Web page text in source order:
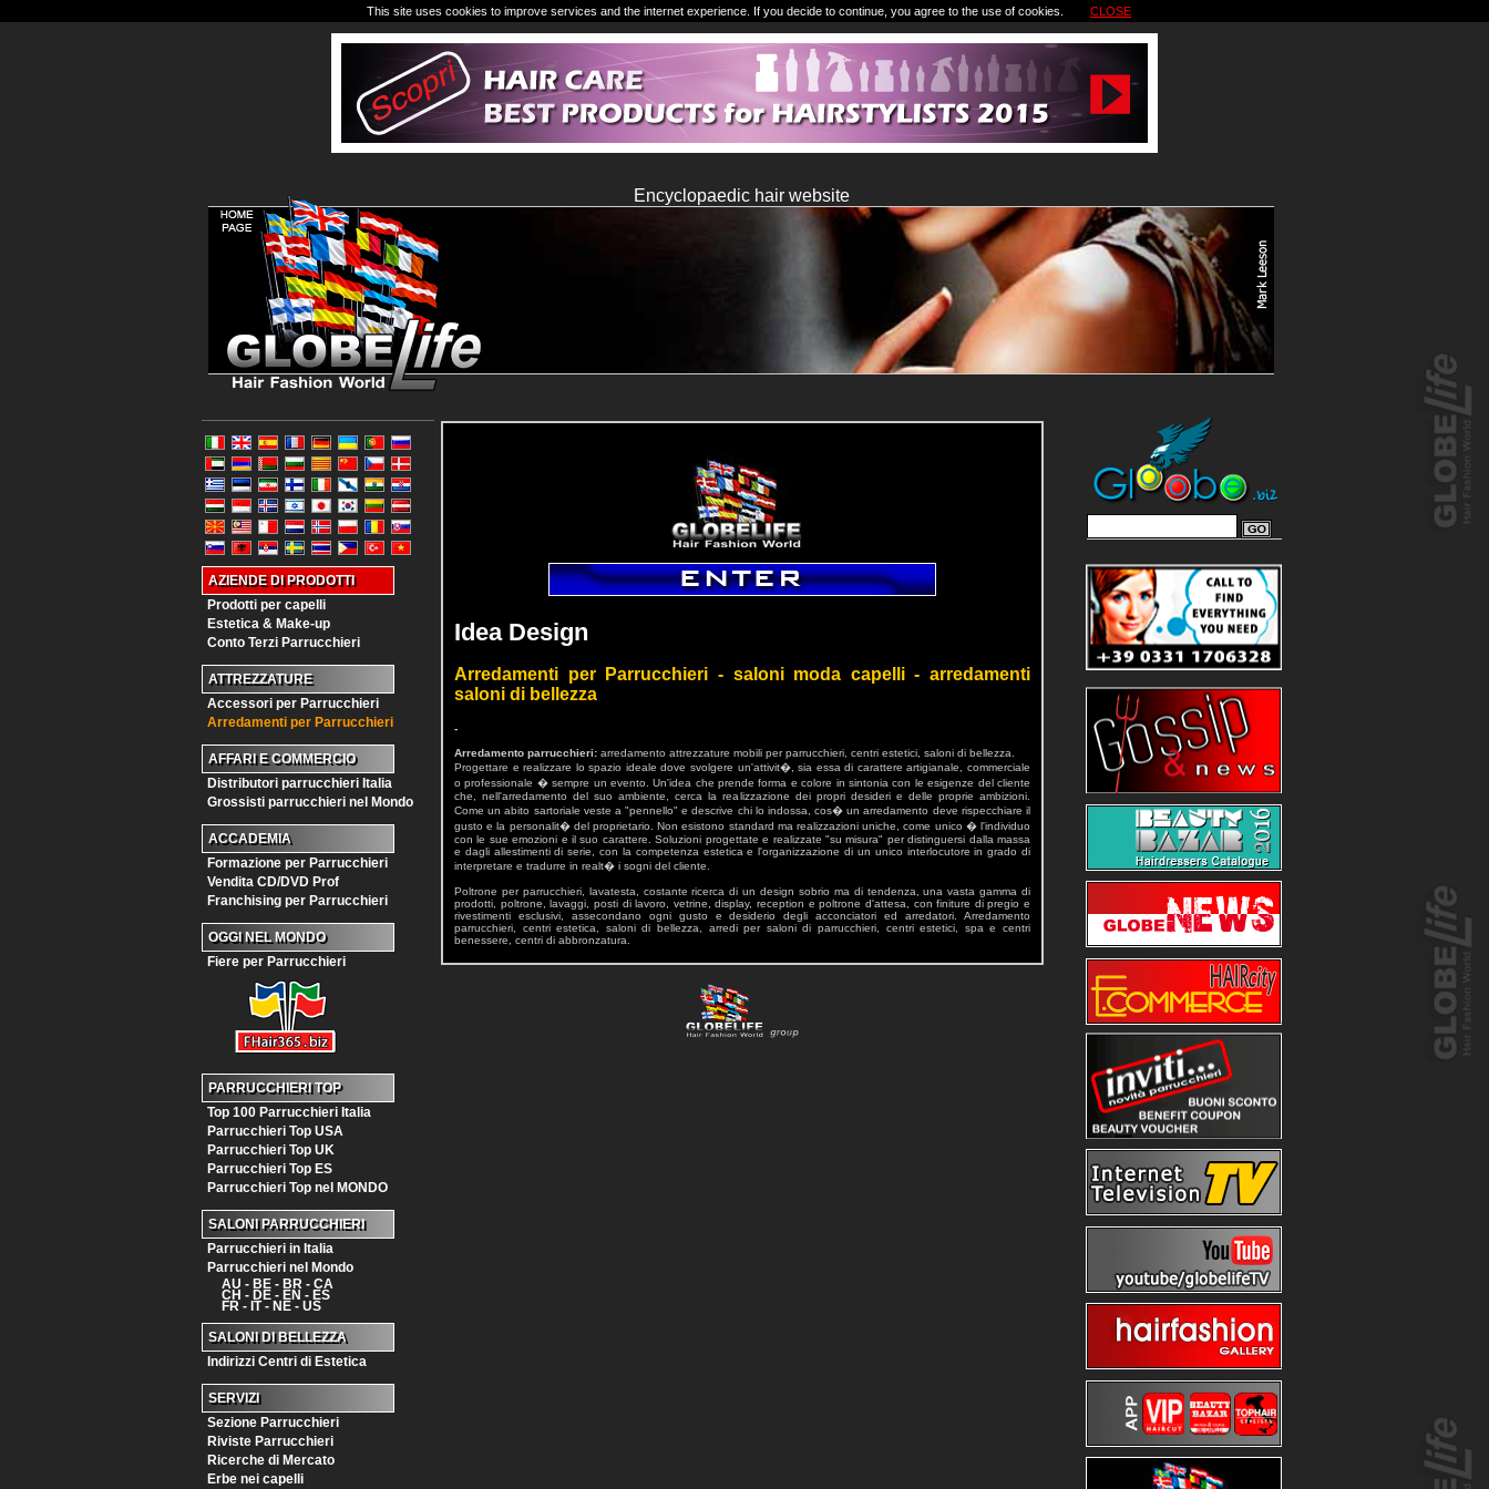
AZIENDE DI PRODOTTI
Prodotti per capelli
Estetica & Make-up
Conto Terzi Parrucchieri
ATTREZZATURE
Accessori per Parrucchieri
Arredamenti per Parrucchieri
AFFARI E COMMERCIO
Distributori parrucchieri Italia
Grossisti parrucchieri nel Mondo
ACCADEMIA
Formazione per Parrucchieri
Vendita CD/DVD Prof
Franchising per Parrucchieri
OGGI NEL MONDO
Fiere per Parrucchieri
PARRUCCHIERI TOP
Top 100 Parrucchieri Italia
Parrucchieri Top USA
Parrucchieri Top UK
Parrucchieri Top ES
Parrucchieri Top nel MONDO
SALONI PARRUCCHIERI
Parrucchieri in Italia
Parrucchieri nel Mondo
AU - BE - BR - CA
CH - DE - EN - ES
FR - IT - NE - US
SALONI DI BELLEZZA
Indirizzi Centri di Estetica
SERVIZI
Sezione Parrucchieri
Riviste Parrucchieri
Ricerche di Mercato
Erbe nei capelli
Idea Design
Arredamenti per Parrucchieri - saloni moda capelli - arredamenti
saloni di bellezza
-
Arredamento parrucchieri: arredamento attrezzature mobili per parrucchieri, centri estetici, saloni di bellezza.
Progettare e realizzare lo spazio ideale dove svolgere un'attivit�, sia essa di carattere artigianale, commerciale
o professionale � sempre un evento. Un'idea che prende forma e colore in sintonia con le esigenze del cliente
che, nell'arredamento del suo ambiente, cerca la realizzazione dei propri desideri e delle proprie ambizioni.
Come un abito sartoriale veste a "pennello" e descrive chi lo indossa, cos� un arredamento deve rispecchiare il
gusto e la personalit� del proprietario. Non esistono standard ma realizzazioni uniche, come unico � l'individuo
con le sue emozioni e il suo carattere. Soluzioni progettate e realizzate "su misura" per distinguersi dalla massa
e dagli allestimenti di serie, con la competenza estetica e l'organizzazione di un unico interlocutore in grado di
interpretare e tradurre in realt� i sogni del cliente.
Poltrone per parrucchieri, lavatesta, costante ricerca di un design sobrio ma di tendenza, una vasta gamma di
prodotti, poltrone, lavaggi, posti di lavoro, vetrine, display, reception e poltrone d'attesa, con finiture di pregio e
rivestimenti esclusivi, assecondano ogni gusto e desiderio degli acconciatori ed arredatori. Arredamento
parrucchieri, centri estetica, saloni di bellezza, arredi per saloni di parrucchieri, centri estetici, spa e centri
benessere, centri di abbronzatura.
Encyclopaedic hair website
This site uses cookies to improve services and the internet experience. If you decide to continue, you agree to the use of cookies. CLOSE